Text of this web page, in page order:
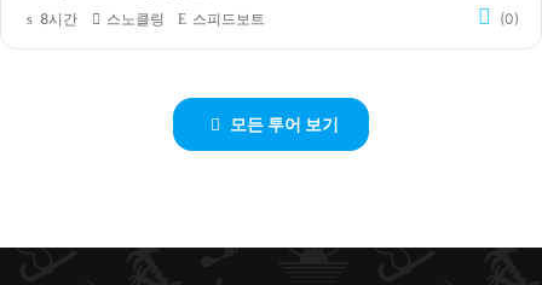
8시간 스노클링 스피드보트 (0)
모든 투어 보기